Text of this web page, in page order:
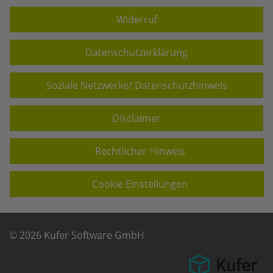
Widerruf
Datenschutzerklärung
Soziale Netzwerke/ Datenschutzhinweis
Disclaimer
Rechtlicher Hinweis
Cookie Einstellungen
© 2026 Kufer Software GmbH